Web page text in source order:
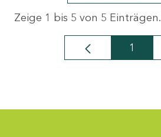
Zeige 1 bis 5 von 5 Einträgen.
Seite
1